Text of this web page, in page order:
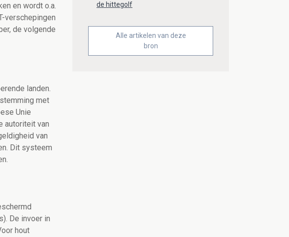
en wordt o.a.
verschepingen
de volgende
landen.
met
Unie
autoriteit van
van
Dit systeem
De invoer in
hout
de hittegolf
Alle artikelen van deze
bron